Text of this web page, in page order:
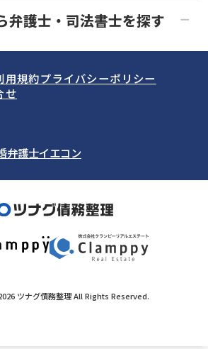
青森県
宮城県
神奈川県
群馬県
山梨県
京都府
奈良県
和歌山県
石川県
富山県
岡山県
弁護士・司法書士を探す
個人再生
金
カードローン・クレジッ
ト会社
奨学金
用規約プライバシーポリシー
せ
弁護士イエコン
ツナグ債務整理All Rights Reserved.